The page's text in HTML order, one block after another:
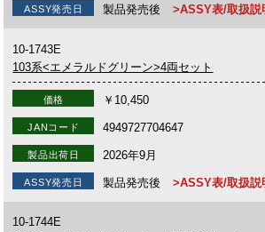
ASSY発売日 製品発売後 >ASSY表/取扱説
10-1743E
103系<エメラルドグリーン>4両セット
価格 ￥10,450
JANコード 4949727704647
製品出荷日 2026年9月
ASSY発売日 製品発売後 >ASSY表/取扱説
10-1744E